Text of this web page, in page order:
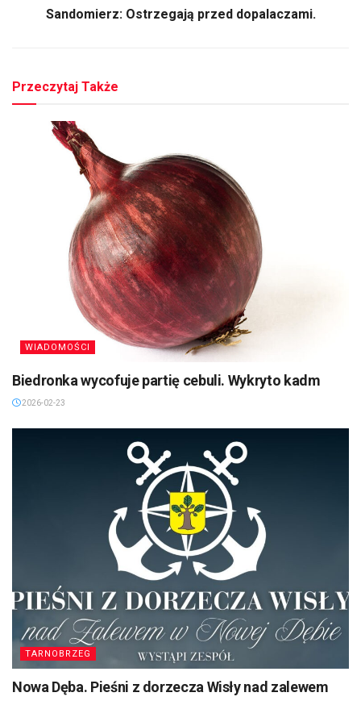
Sandomierz: Ostrzegają przed dopalaczami.
Przeczytaj Także
WIADOMOŚCI
Biedronka wycofuje partię cebuli. Wykryto kadm
2026-02-23
TARNOBRZEG
Nowa Dęba. Pieśni z dorzecza Wisły nad zalewem